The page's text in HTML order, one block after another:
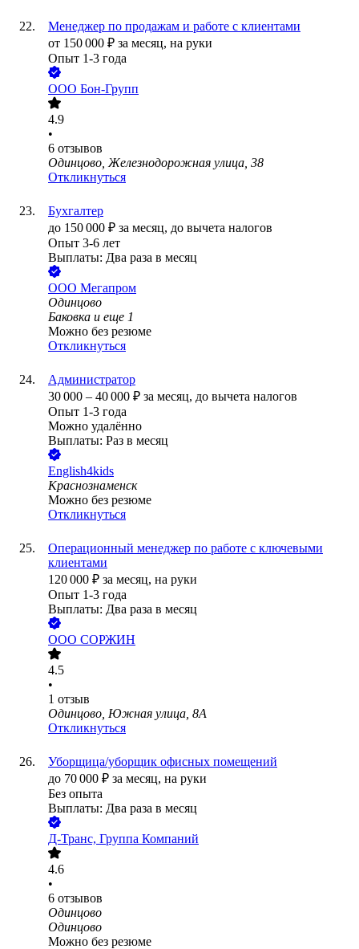
Менеджер по продажам и работе с клиентами
от 150 000 ₽ за месяц, на руки
Опыт 1-3 года
ООО Бон-Групп
4.9
•
6 отзывов
Одинцово, Железнодорожная улица, 38
Откликнуться
Бухгалтер
до 150 000 ₽ за месяц, до вычета налогов
Опыт 3-6 лет
Выплаты: Два раза в месяц
ООО Мегапром
Одинцово
Баковка и еще 1
Можно без резюме
Откликнуться
Администратор
30 000 – 40 000 ₽ за месяц, до вычета налогов
Опыт 1-3 года
Можно удалённо
Выплаты: Раз в месяц
English4kids
Краснознаменск
Можно без резюме
Откликнуться
Операционный менеджер по работе с ключевыми
клиентами
120 000 ₽ за месяц, на руки
Опыт 1-3 года
Выплаты: Два раза в месяц
ООО СОРЖИН
4.5
•
1 отзыв
Одинцово, Южная улица, 8А
Откликнуться
Уборщица/уборщик офисных помещений
до 70 000 ₽ за месяц, на руки
Без опыта
Выплаты: Два раза в месяц
Д-Транс, Группа Компаний
4.6
•
6 отзывов
Одинцово
Одинцово
Можно без резюме